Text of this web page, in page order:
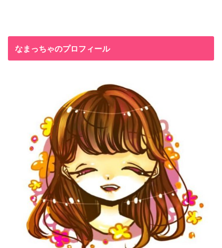
なまっちゃのプロフィール